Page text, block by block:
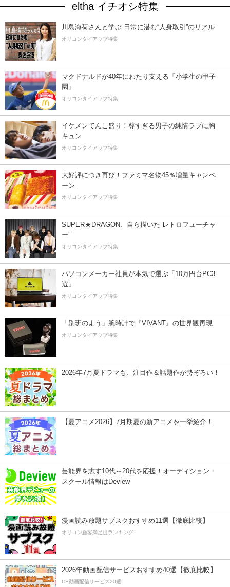
eltha イチオシ特集
川島海荷さんと学ぶ 日常に潜む“人身取引”のリアル
オリコンタイアップ特集
マクドナルドが40年にわたり支える「小学生の甲子
園」
オリコンタイアップ特集
イケメンてんこ盛り！尊すぎる男子の純情ラブに胸
キュン
オリコンタイアップ特集
大好評につき再び！ファミマ名物45％増量キャンペ
ーン
オリコンタイアップ特集
SUPER★DRAGON、自ら描いた”レトロフューチャ
ー”
オリコンタイアップ特集
パソコンメーカー社員が本気で選ぶ「10万円台PC3
選」
オリコンタイアップ特集
「別班のよう」腕時計で『VIVANT』の世界観再現
オリコンタイアップ特集
2026年7月夏ドラマも、注目作＆話題作が勢ぞろい！
【夏アニメ2026】7月期夏の新アニメを一挙紹介！
芸能界を志す10代～20代を応援！オーディション・
スクール情報はDeview
漫画読み放題サブスクおすすめ11選【徹底比較】
オリコン顧客満足度ランキング
2026年動画配信サービスおすすめ40選【徹底比較】
CS動画配信サービス20選